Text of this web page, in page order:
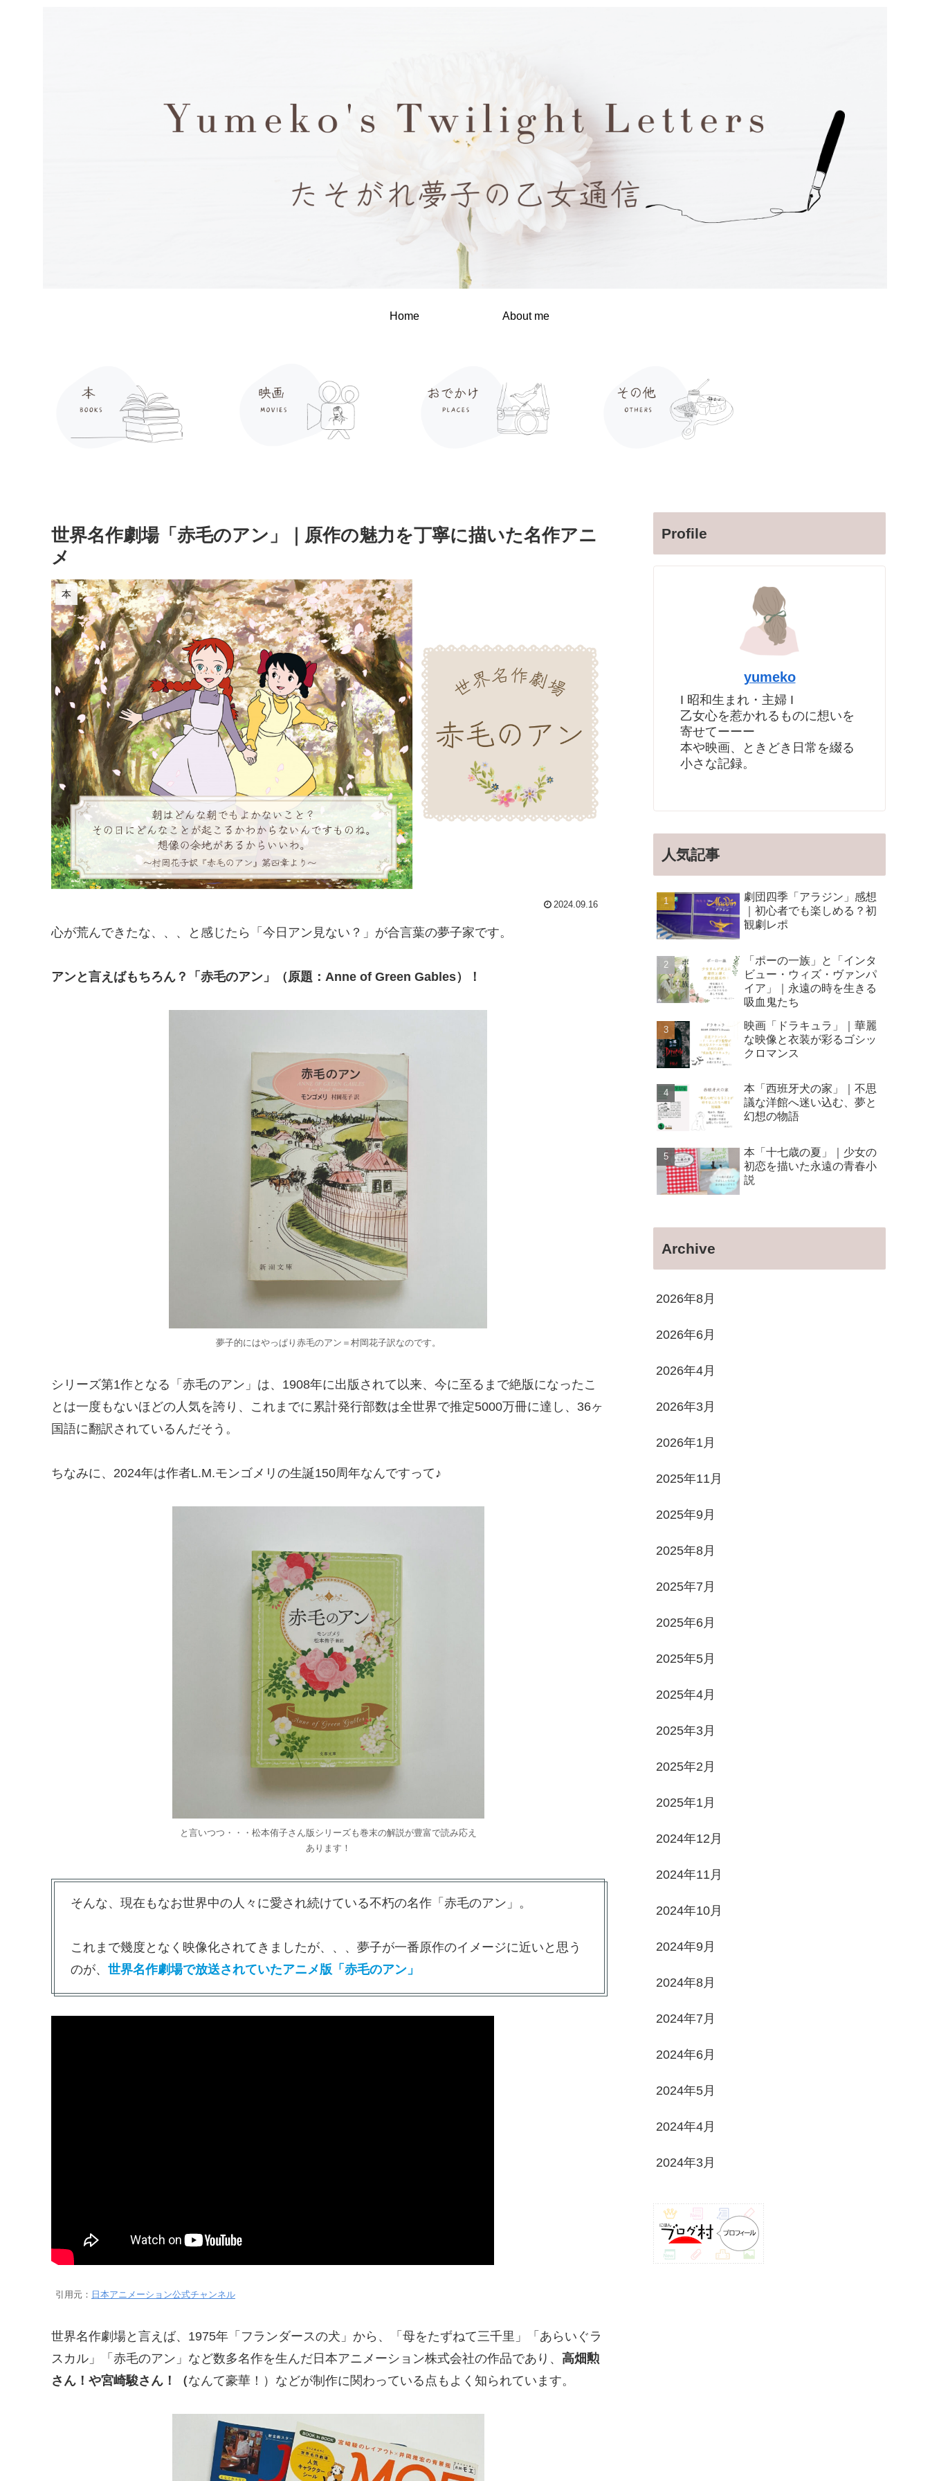
Home About me
世界名作劇場「赤毛のアン」｜原作の魅力を丁寧に描いた名作アニ
メ
本
2024.09.16
心が荒んできたな、、、と感じたら「今日アン見ない？」が合言葉の夢子家です。
アンと言えばもちろん？「赤毛のアン」（原題：Anne of Green Gables）！
夢子的にはやっぱり赤毛のアン＝村岡花子訳なのです。
シリーズ第1作となる「赤毛のアン」は、1908年に出版されて以来、今に至るまで絶版になったこ
とは一度もないほどの人気を誇り、これまでに累計発行部数は全世界で推定5000万冊に達し、36ヶ
国語に翻訳されているんだそう。
ちなみに、2024年は作者L.M.モンゴメリの生誕150周年なんですって♪
と言いつつ・・・松本侑子さん版シリーズも巻末の解説が豊富で読み応え
あります！
そんな、現在もなお世界中の人々に愛され続けている不朽の名作「赤毛のアン」。
これまで幾度となく映像化されてきましたが、、、夢子が一番原作のイメージに近いと思う
のが、 世界名作劇場で放送されていたアニメ版「赤毛のアン」
引用元： 日本アニメーション公式チャンネル
世界名作劇場と言えば、1975年「フランダースの犬」から、「母をたずねて三千里」「あらいぐラ
スカル」「赤毛のアン」など数多名作を生んだ日本アニメーション株式会社の作品であり、 高畑勲
さん！や宮崎駿さん！（なんて豪華！）などが制作に関わっている点もよく知られています。
Profile
yumeko
I 昭和生まれ・主婦 I
乙女心を惹かれるものに想いを
寄せてーーー
本や映画、ときどき日常を綴る
小さな記録。
人気記事
劇団四季「アラジン」感想
｜初心者でも楽しめる？初
観劇レポ
「ポーの一族」と「インタ
ビュー・ウィズ・ヴァンパ
イア」｜永遠の時を生きる
吸血鬼たち
映画「ドラキュラ」｜華麗
な映像と衣装が彩るゴシッ
クロマンス
本「西班牙犬の家」｜不思
議な洋館へ迷い込む、夢と
幻想の物語
本「十七歳の夏」｜少女の
初恋を描いた永遠の青春小
説
Archive
2026年8月
2026年6月
2026年4月
2026年3月
2026年1月
2025年11月
2025年9月
2025年8月
2025年7月
2025年6月
2025年5月
2025年4月
2025年3月
2025年2月
2025年1月
2024年12月
2024年11月
2024年10月
2024年9月
2024年8月
2024年7月
2024年6月
2024年5月
2024年4月
2024年3月